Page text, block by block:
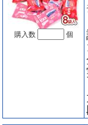
購入数 個